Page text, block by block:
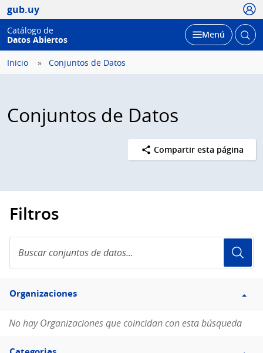
gub.uy
Catálogo de
Datos Abiertos
Desplegar
Menú Abrir
Inicio Conjuntos de Datos
Conjuntos de Datos
Compartir esta página
Filtros
conjuntos
de
Filtro
Organizaciones
Organizaciones
No hay Organizaciones que coincidan con esta búsqueda
Filtro